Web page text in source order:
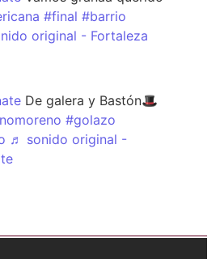
#final #barrio
original - Fortaleza
De galera y Bastón🎩
#golazo
♬ sonido original -